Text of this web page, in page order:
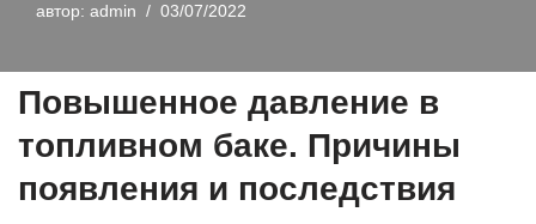
автор: admin 03/07/2022
Повышенное давление в
топливном баке. Причины
появления и последствия